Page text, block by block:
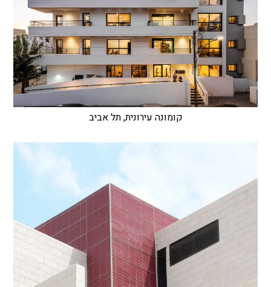
קומונה עירונית, תל אביב